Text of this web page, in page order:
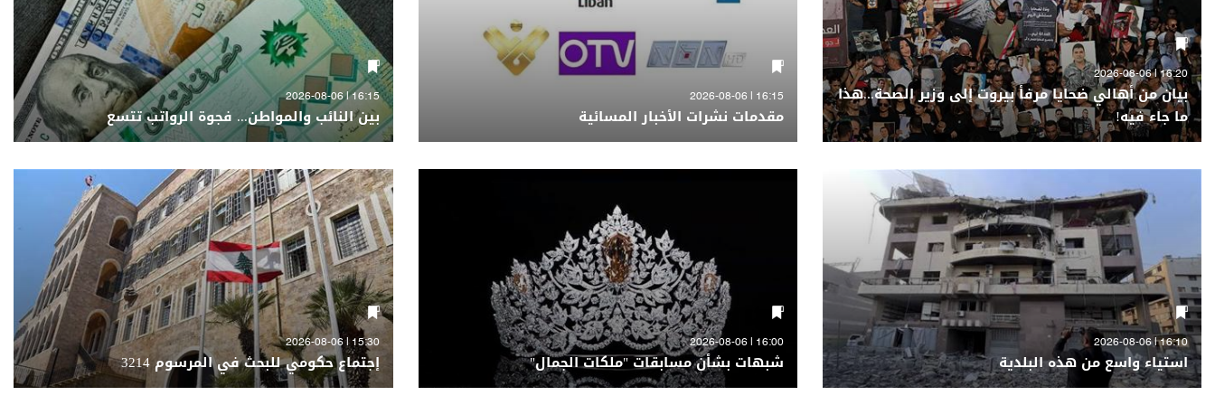
16:20 | 2026-08-06
بيان من أهالي ضحايا مرفأ بيروت إلى وزير الصحة...هذا
ما جاء فيه!
16:15 | 2026-08-06
مقدمات نشرات الأخبار المسائية
16:15 | 2026-08-06
بين النائب والمواطن... فجوة الرواتب تتسع
16:10 | 2026-08-06
استياء واسع من هذه البلدية
16:00 | 2026-08-06
شبهات بشأن مسابقات "ملكات الجمال"
15:30 | 2026-08-06
إجتماع حكومي للبحث في المرسوم 3214